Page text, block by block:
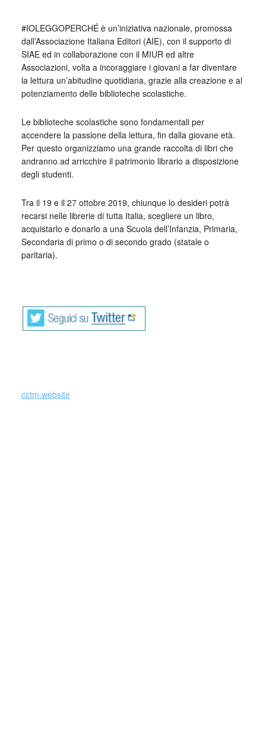
#IOLEGGOPERCHÉ è un’iniziativa nazionale, promossa
dall’Associazione Italiana Editori (AIE), con il supporto di
SIAE ed in collaborazione con il MIUR ed altre
Associazioni, volta a incoraggiare i giovani a far diventare
la lettura un’abitudine quotidiana, grazie alla creazione e al
potenziamento delle biblioteche scolastiche.
Le biblioteche scolastiche sono fondamentali per
accendere la passione della lettura, fin dalla giovane età.
Per questo organizziamo una grande raccolta di libri che
andranno ad arricchire il patrimonio librario a disposizione
degli studenti.
Tra il 19 e il 27 ottobre 2019, chiunque lo desideri potrà
recarsi nelle librerie di tutta Italia, scegliere un libro,
acquistarlo e donarlo a una Scuola dell’Infanzia, Primaria,
Secondaria di primo o di secondo grado (statale o
paritaria).
cctm.website